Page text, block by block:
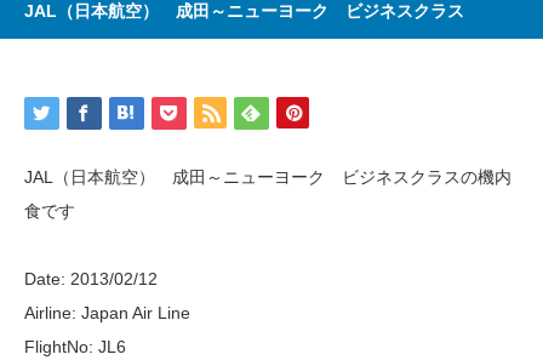
JAL（日本航空） 成田～ニューヨーク ビジネスクラス
JAL（日本航空） 成田～ニューヨーク ビジネスクラスの機内
食です
Date: 2013/02/12
Airline: Japan Air Line
FlightNo: JL6